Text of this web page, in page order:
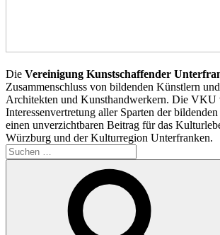
Die Vereinigung Kunstschaffender
Zusammenschluss von bildenden Künstlern
Architekten und Kunsthandwerkern. Die VKU
Interessenvertretung aller Sparten der
einen unverzichtbaren Beitrag für das
Würzburg und der Kulturregion Unterfranken.
Suchen
nach: